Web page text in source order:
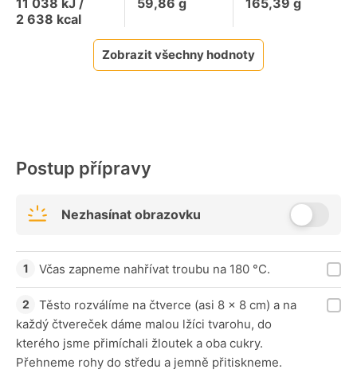
11 038 kJ /
2 638 kcal
59,86 g
165,39 g
Zobrazit všechny hodnoty
Postup přípravy
Nezhasínat obrazovku
Včas zapneme nahřívat troubu na 180 °C.
Těsto rozválíme na čtverce (asi 8 x 8 cm) a na
každý čtvereček dáme malou lžíci tvarohu, do
kterého jsme přimíchali žloutek a oba cukry.
Přehneme rohy do středu a jemně přitiskneme.